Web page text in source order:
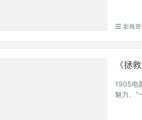
影视
《拯
1905电
魅力。“